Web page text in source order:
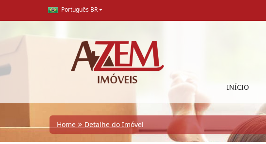
Português BR
INÍCIO
Home Detalhe do Imóvel